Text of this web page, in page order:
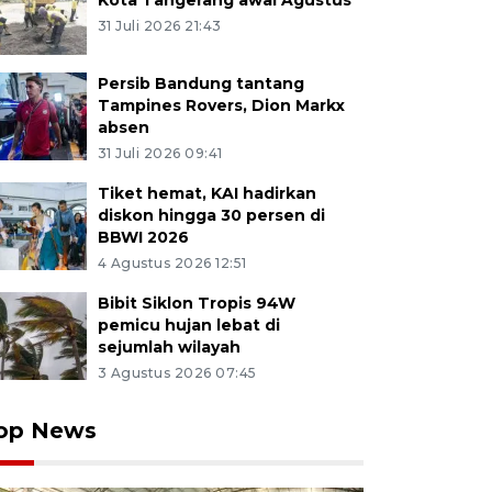
31 Juli 2026 21:43
Persib Bandung tantang
Tampines Rovers, Dion Markx
absen
31 Juli 2026 09:41
Tiket hemat, KAI hadirkan
diskon hingga 30 persen di
BBWI 2026
4 Agustus 2026 12:51
Bibit Siklon Tropis 94W
pemicu hujan lebat di
sejumlah wilayah
3 Agustus 2026 07:45
News